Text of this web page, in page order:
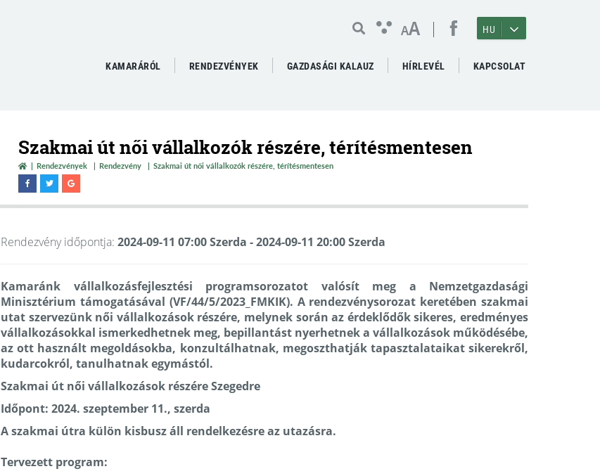
AA HU
KAMARÁRÓL RENDEZVÉNYEK GAZDASÁGI KALAUZ HÍRLEVÉL KAPCSOLAT
Szakmai út női vállalkozók részére, térítésmentesen
Rendezvények Rendezvény Szakmai út női vállalkozók részére, térítésmentesen
Rendezvény időpontja: 2024-09-11 07:00 Szerda - 2024-09-11 20:00 Szerda
Kamaránk vállalkozásfejlesztési programsorozatot valósít meg a Nemzetgazdasági
Minisztérium támogatásával (VF/44/5/2023_FMKIK). A rendezvénysorozat keretében szakmai
utat szervezünk női vállalkozások részére, melynek során az érdeklődők sikeres, eredményes
vállalkozásokkal ismerkedhetnek meg, bepillantást nyerhetnek a vállalkozások működésébe,
az ott használt megoldásokba, konzultálhatnak, megoszthatják tapasztalataikat sikerekről,
kudarcokról, tanulhatnak egymástól.
Szakmai út női vállalkozások részére Szegedre
Időpont: 2024. szeptember 11., szerda
A szakmai útra külön kisbusz áll rendelkezésre az utazásra.
Tervezett program: